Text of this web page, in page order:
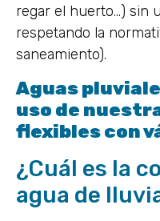
regar el huerto…) sin
respetando la
saneamiento).
Aguas
uso de
flexibles con
¿Cuál es la
agua de